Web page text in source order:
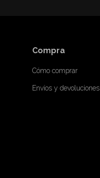
Compra
Cómo comprar
Envíos y devoluciones